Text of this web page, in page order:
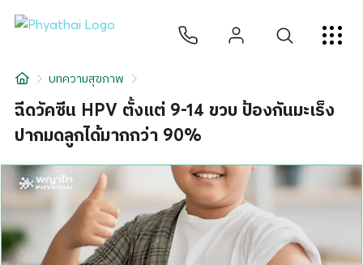
เกี่ยวกับเรา
สาขาโรงพยาบาล
บทความสุขภาพ
ฉีดวัคซีน HPV ตั้งแต่ 9-14 ขวบ ป้องกันมะเร็ง
ปากมดลูกได้มากกว่า 90%